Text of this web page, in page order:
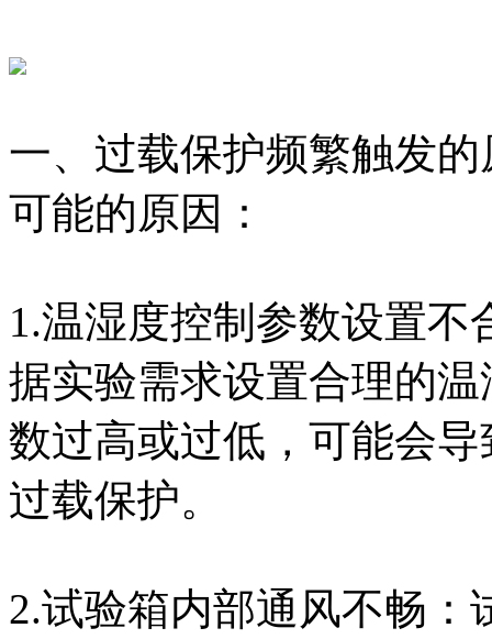
一、过载保护频繁触发
可能的原因：
1.温湿度控制参数设置
据实验需求设置合理的
数过高或过低，可能会
过载保护。
2.试验箱内部通风不畅